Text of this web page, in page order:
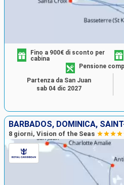
Fino a 900€ di sconto per
cabina
Pensione
Partenza da San Juan
sab 04 dic 2027
8 giorni, Vision of the Seas